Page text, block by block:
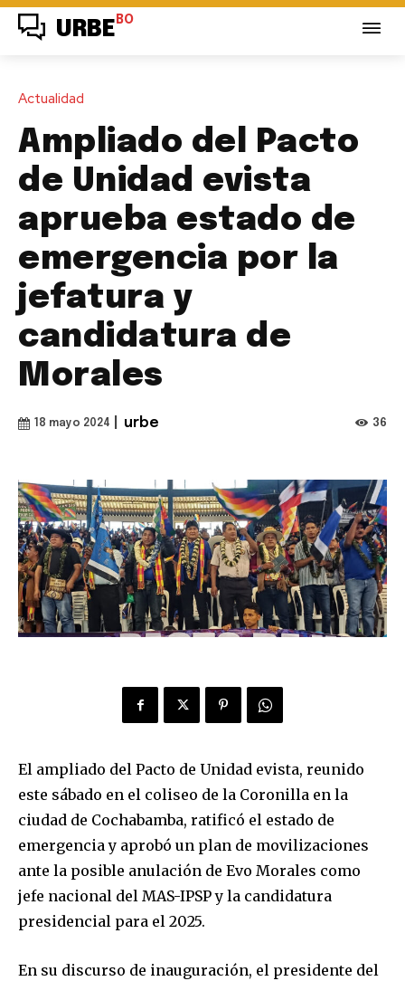
URBE BO
Actualidad
Ampliado del Pacto
de Unidad evista
aprueba estado de
emergencia por la
jefatura y
candidatura de
Morales
18 mayo 2024 urbe 36
El ampliado del Pacto de Unidad evista, reunido
este sábado en el coliseo de la Coronilla en la
ciudad de Cochabamba, ratificó el estado de
emergencia y aprobó un plan de movilizaciones
ante la posible anulación de Evo Morales como
jefe nacional del MAS-IPSP y la candidatura
presidencial para el 2025.
En su discurso de inauguración, el presidente del